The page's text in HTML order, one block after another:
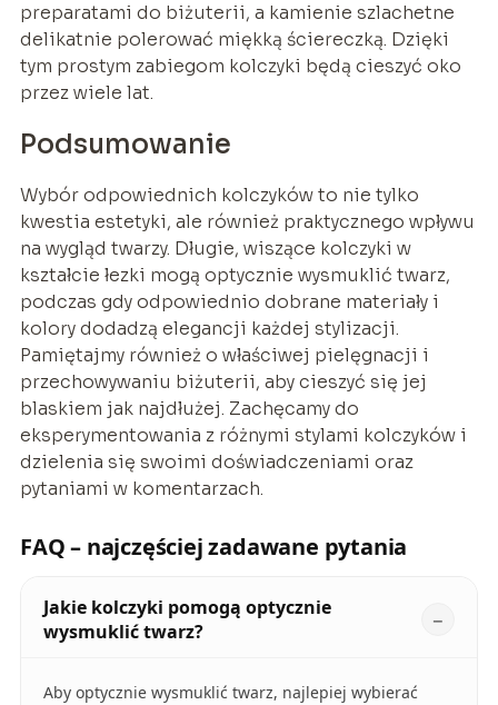
preparatami do biżuterii, a kamienie szlachetne
delikatnie polerować miękką ściereczką. Dzięki
tym prostym zabiegom kolczyki będą cieszyć oko
przez wiele lat.
Podsumowanie
Wybór odpowiednich kolczyków to nie tylko
kwestia estetyki, ale również praktycznego wpływu
na wygląd twarzy. Długie, wiszące kolczyki w
kształcie łezki mogą optycznie wysmuklić twarz,
podczas gdy odpowiednio dobrane materiały i
kolory dodadzą elegancji każdej stylizacji.
Pamiętajmy również o właściwej pielęgnacji i
przechowywaniu biżuterii, aby cieszyć się jej
blaskiem jak najdłużej. Zachęcamy do
eksperymentowania z różnymi stylami kolczyków i
dzielenia się swoimi doświadczeniami oraz
pytaniami w komentarzach.
FAQ – najczęściej zadawane pytania
Jakie kolczyki pomogą optycznie
wysmuklić twarz?
Aby optycznie wysmuklić twarz, najlepiej wybierać